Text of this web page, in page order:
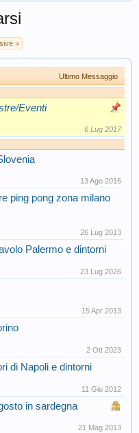
>
Ultimo Messaggio
Eventi
6 Lug 2017
13 Ago 2016
ping pong zona milano
26 Lug 2013
Palermo e dintorni
23 Lug 2026
15 Apr 2013
2 Ott 2023
di Napoli e dintorni
11 Giu 2012
in sardegna
21 Mag 2013